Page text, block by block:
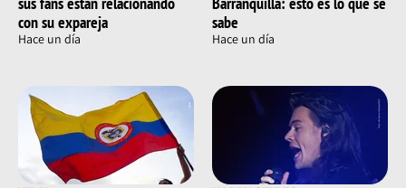
con su expareja
Hace un día
sabe
Hace un día